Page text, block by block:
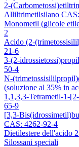
2-
Alliltrimetilsilano
Monometil (glicole
2
Acido (2-
21-6
3-(2-
50-4
N-
(soluzione al 35% in
1,1,3,3-Tetrametil-1-
65-9
[3,3-
CAS: 4262-92-4
Dietilestere dell'acido
Silossani speciali